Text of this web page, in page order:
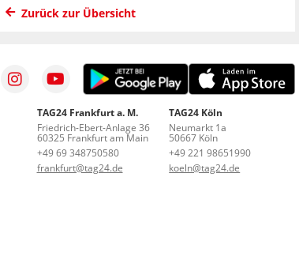
Zurück zur Übersicht
TAG24 Frankfurt a. M.
Friedrich-Ebert-Anlage 36
60325 Frankfurt am Main
+49 69 348750580
frankfurt@tag24.de
TAG24 Köln
Neumarkt 1a
50667 Köln
+49 221 98651990
koeln@tag24.de